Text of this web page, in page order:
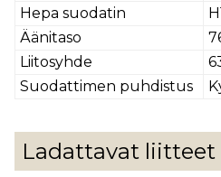
Hepa suodatin
Äänitaso
Liitosyhde
Suodattimen puhdistus
Ladattavat liitteet